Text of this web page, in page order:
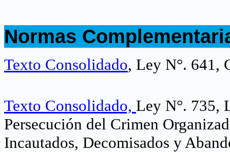
Normas
Texto Consolidado, Ley N°. 641,
Texto Consolidado, Ley N°. 735,
Persecución del Crimen
Incautados, Decomisados y